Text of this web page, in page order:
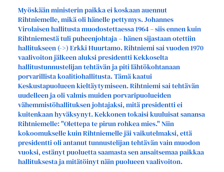
Myöskään ministerin paikka ei koskaan auennut
Rihtniemelle, mikä oli hänelle pettymys. Johannes
Virolaisen hallitusta muodostettaessa 1964 – siis ennen kuin
Rihtniemestä tuli puheenjohtaja – hänen sijastaan otettiin
hallitukseen (->) Erkki Huurtamo. Rihtniemi sai vuoden 1970
vaalivoiton jälkeen aluksi presidentti Kekkoselta
hallitustunnustelijan tehtävän ja piti lähtökohtanaan
porvarillista koalitiohallitusta. Tämä kaatui
Keskustapuolueen kieltäytymiseen. Rihtniemi sai tehtävän
uudelleen ja oli valmis muiden porvaripuolueiden
vähemmistöhallituksen johtajaksi, mitä presidentti ei
kuitenkaan hyväksynyt. Kekkonen tokaisi kuuluisat sanansa
Rihtniemelle: "Olettepa te pirun rohkea mies." Niin
kokoomukselle kuin Rihtniemelle jäi vaikutelmaksi, että
presidentti oli antanut tunnustelijan tehtävän vain muodon
vuoksi, estänyt puoluetta saamasta sen ansaitsemaa paikkaa
hallituksesta ja mitätöinyt näin puolueen vaalivoiton.